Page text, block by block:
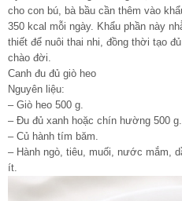
cho con bú, bà bầu cần thêm vào
350 kcal mỗi ngày. Khẩu phần này
thiết để nuôi thai nhi, đồng thời tạo
chào đời.
Canh đu đủ giò heo
Nguyên liệu:
– Giò heo 500 g.
– Đu đủ xanh hoặc chín hường 500 g.
– Củ hành tím băm.
– Hành ngò, tiêu, muối, nước mắm,
ít.